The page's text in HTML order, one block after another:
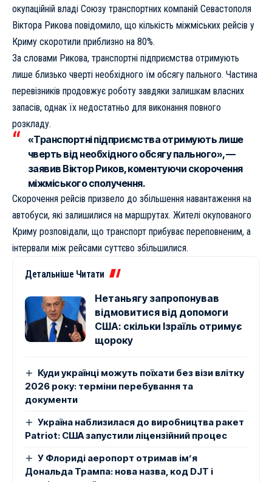
окупаційній владі Союзу транспортних компаній Севастополя
Віктора Рикова повідомило, що кількість міжміських рейсів у
Криму скоротили приблизно на 80%.
За словами Рикова, транспортні підприємства отримують
лише близько чверті необхідного їм обсягу пального. Частина
перевізників продовжує роботу завдяки залишкам власних
запасів, однак їх недостатньо для виконання повного
розкладу.
«Транспортні підприємства отримують лише
чверть від необхідного обсягу пального», —
заявив Віктор Риков, коментуючи скорочення
міжміського сполучення.
Скорочення рейсів призвело до збільшення навантаження на
автобуси, які залишилися на маршрутах. Жителі окупованого
Криму розповідали, що транспорт прибуває переповненим, а
інтервали між рейсами суттєво збільшилися.
Детальніше Читати
Нетаньягу запропонував
відмовитися від допомоги
США: скільки Ізраїль отримує
щороку
Куди українці можуть поїхати без візи влітку
2026 року: терміни перебування та
документи
Україна наблизилася до виробництва ракет
Patriot: США запустили ліцензійний процес
У Флориді аеропорт отримав ім’я
Дональда Трампа: нова назва, код DJT і